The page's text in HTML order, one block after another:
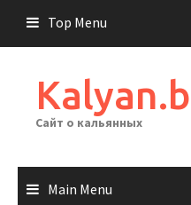
content
Top Menu
Сайт о кальянных
Main Menu